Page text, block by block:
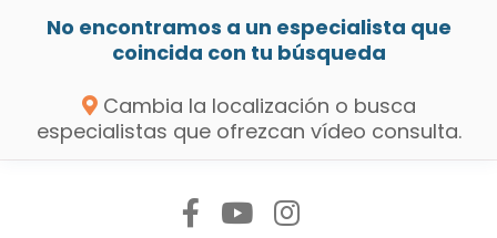
No encontramos a un especialista que
coincida con tu búsqueda
Cambia la localización o busca
especialistas que ofrezcan vídeo consulta.